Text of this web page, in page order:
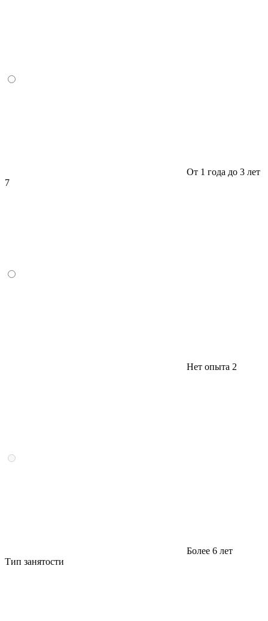
От 1 года до 3 лет
7
Нет опыта 2
Более 6 лет
Тип занятости